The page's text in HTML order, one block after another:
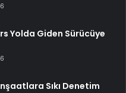
Yolda Giden Sürücüye
Sıkı Denetim